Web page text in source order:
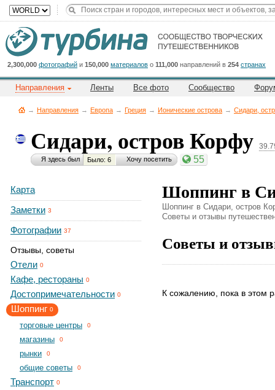
2,300,000 фотографий и 150,000 материалов о 111,000 направлений в 254 странах
Направления Ленты Все фото Сообщество
→ Направления → Европа → Греция → Ионические острова → Сидари,
Сидари, остров Корфу
Я здесь был Было: 6 Хочу посетить 55
Карта
Заметки 3
Фотографии 37
Отзывы, советы
Отели 0
Кафе, рестораны 0
Достопримечательности 0
Шоппинг 0
торговые центры 0
магазины 0
рынки 0
общие советы 0
Транспорт 0
Шоппинг в
Шоппинг в Сидари, остров
Советы и отзывы
Советы и
К сожалению, пока в этом
Cейчас
на
сайте:
Title
Button